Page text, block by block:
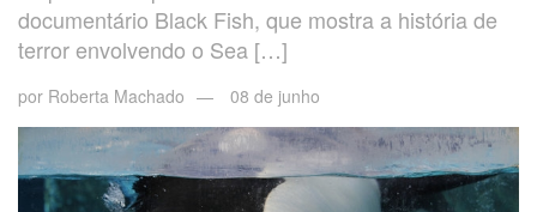
documentário Black Fish, que mostra a história de
terror envolvendo o Sea […]
por Roberta Machado 08 de junho